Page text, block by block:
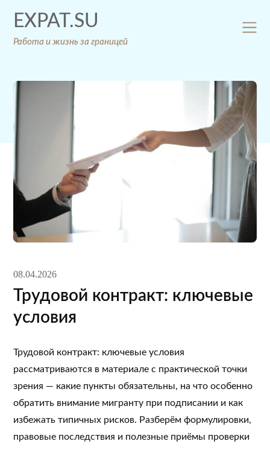
content
EXPAT.SU
Работа и жизнь за границей
08.04.2026
Трудовой контракт: ключевые
условия
Трудовой контракт: ключевые условия
рассматриваются в материале с практической точки
зрения — какие пункты обязательны, на что особенно
обратить внимание мигранту при подписании и как
избежать типичных рисков. Разберём формулировки,
правовые последствия и полезные приёмы проверки